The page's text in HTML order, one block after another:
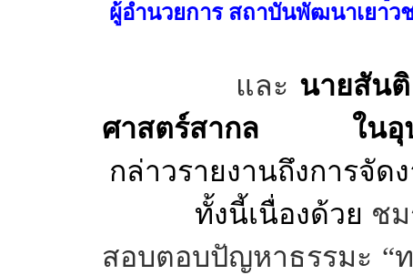
ผู้อำนวยการ สถาบันพัฒนาเยาว
และ นายสันติ
ศาสตร์สากล
ในอุ
กล่าวรายงานถึงการจัด
ทั้งนี้เนื่องด้วย ช
สอบตอบปัญหาธรรมะ “